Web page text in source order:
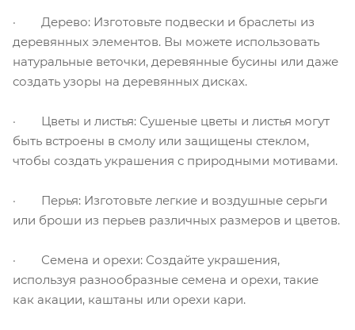
· Дерево: Изготовьте подвески и браслеты из
деревянных элементов. Вы можете использовать
натуральные веточки, деревянные бусины или даже
создать узоры на деревянных дисках.
· Цветы и листья: Сушеные цветы и листья могут
быть встроены в смолу или защищены стеклом,
чтобы создать украшения с природными мотивами.
· Перья: Изготовьте легкие и воздушные серьги
или броши из перьев различных размеров и цветов.
· Семена и орехи: Создайте украшения,
используя разнообразные семена и орехи, такие
как акации, каштаны или орехи кари.